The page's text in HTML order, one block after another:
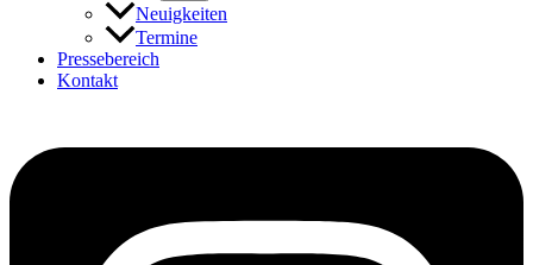
Neuigkeiten
Termine
Pressebereich
Kontakt